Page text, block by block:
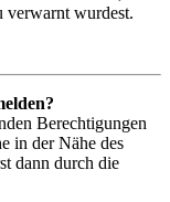
verwarnt wurdest.
Berechtigungen
in der Nähe des
dann durch die